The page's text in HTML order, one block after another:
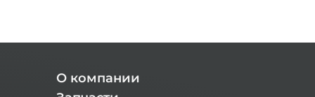
О компании